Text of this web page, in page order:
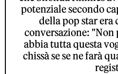
potenziale secondo
della pop star
conversazione: "Non
abbia tutta questa
chissà se se ne farà